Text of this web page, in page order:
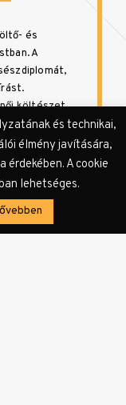
és
A
női költészet
tartják
Blaris Moor
Now
az első,
Hunt
és technikai,
élmény javítására,
A cookie
lehetséges.